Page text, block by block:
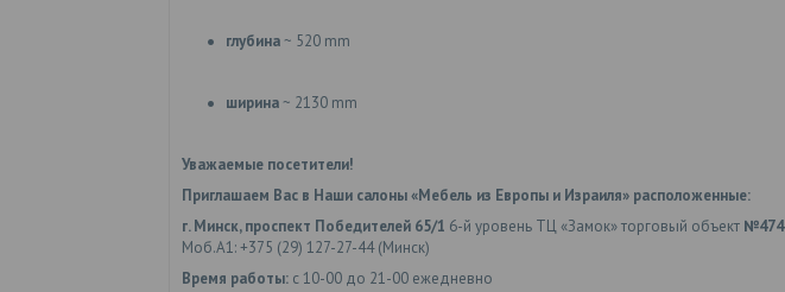
глубина~ 520 mm
ширина~ 2130 mm
Уважаемые посетители!
Приглашаем Вас в Наши салоны «Мебель из Европы и Израиля» расположенные:
г. Минск, проспект Победителей 65/1 6-й уровень ТЦ «Замок» торговый объект №474
Моб.А1: +375 (29) 127-27-44 (Минск)
Время работы: с 10-00 до 21-00 ежедневно